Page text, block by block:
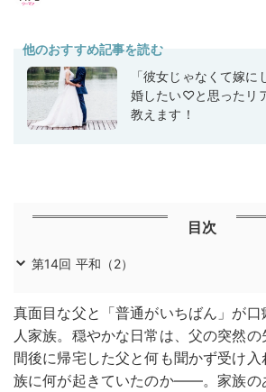
他のおすすめ記事を読む
「彼女じゃなくて嫁
婚したい♡と思ったリ
教えます！
目次
第14回 平和（2）
真面目な父と「普通がいちばん」が
人家族。穏やかな日常は、父の突然の
間後に帰宅した父と何も聞かず受け
族に何が起きていたのか——。家族の